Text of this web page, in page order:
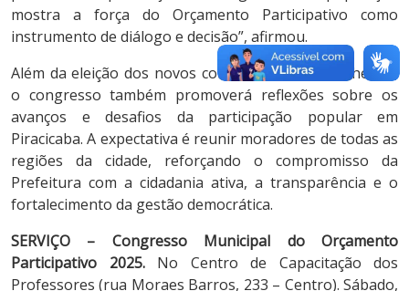
mostra a força do Orçamento Participativo como
instrumento de diálogo e decisão”, afirmou.
Além da eleição dos novos conselheiros e conselheiras,
o congresso também promoverá reflexões sobre os
avanços e desafios da participação popular em
Piracicaba. A expectativa é reunir moradores de todas as
regiões da cidade, reforçando o compromisso da
Prefeitura com a cidadania ativa, a transparência e o
fortalecimento da gestão democrática.
SERVIÇO – Congresso Municipal do Orçamento
Participativo 2025. No Centro de Capacitação dos
Professores (rua Moraes Barros, 233 – Centro). Sábado,